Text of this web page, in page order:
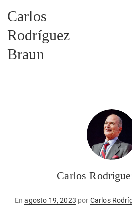
Carlos
Rodríguez
Braun
Carlos
EnPublicado
agosto 19, 2023 por Carlos